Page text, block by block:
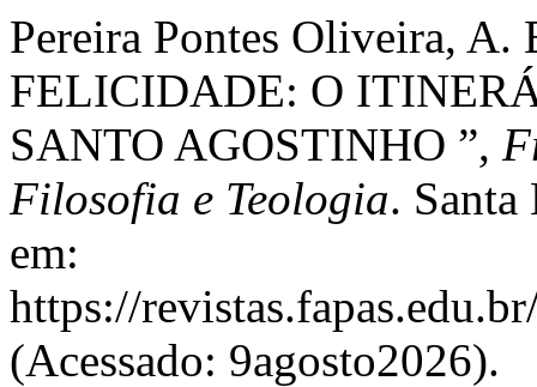
Pereira Pontes Oliveira,
FELICIDADE: O
SANTO AGOSTINHO ”,
Filosofia e Teologia.
em:
https://
(Acessado: 9agosto2026).